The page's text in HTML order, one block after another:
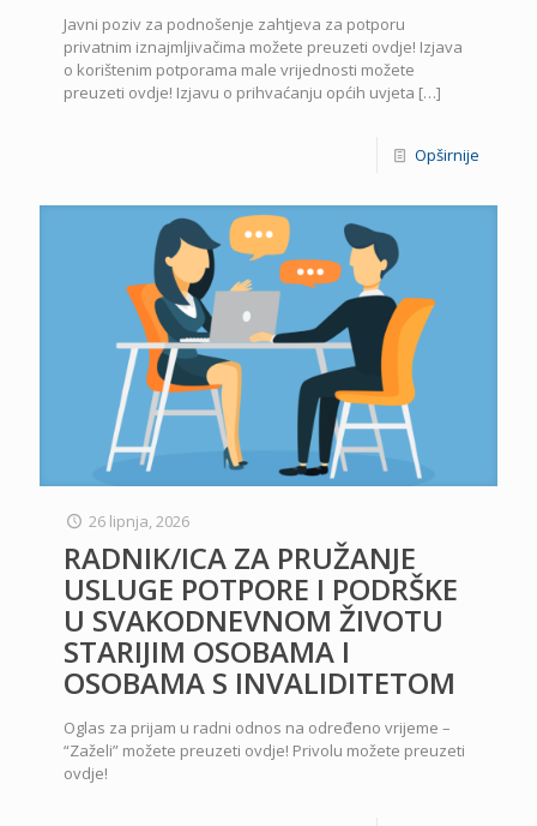
Javni poziv za podnošenje zahtjeva za potporu
privatnim iznajmljivačima možete preuzeti ovdje! Izjava
o korištenim potporama male vrijednosti možete
preuzeti ovdje! Izjavu o prihvaćanju općih uvjeta […]
Opširnije
26 lipnja, 2026
RADNIK/ICA ZA PRUŽANJE
USLUGE POTPORE I PODRŠKE
U SVAKODNEVNOM ŽIVOTU
STARIJIM OSOBAMA I
OSOBAMA S INVALIDITETOM
Oglas za prijam u radni odnos na određeno vrijeme –
“Zaželi” možete preuzeti ovdje! Privolu možete preuzeti
ovdje!